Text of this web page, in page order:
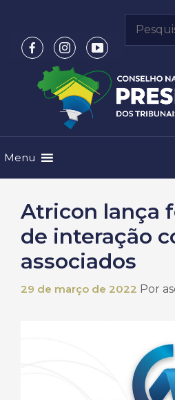
conteúdo
por:
Menu
Atricon lança
de interação
associados
29 de março de 2022 Por